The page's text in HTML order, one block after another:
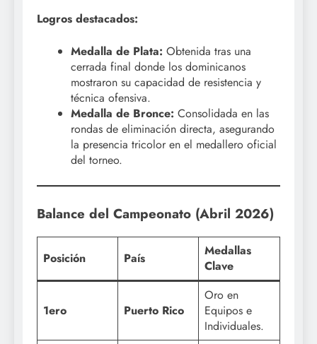
Logros destacados:
Medalla de Plata: Obtenida tras una
cerrada final donde los dominicanos
mostraron su capacidad de resistencia y
técnica ofensiva.
Medalla de Bronce: Consolidada en las
rondas de eliminación directa, asegurando
la presencia tricolor en el medallero oficial
del torneo.
Balance del Campeonato (Abril 2026)
Posición País
Medallas
Clave
1ero Puerto Rico
Oro en
Equipos e
Individuales.